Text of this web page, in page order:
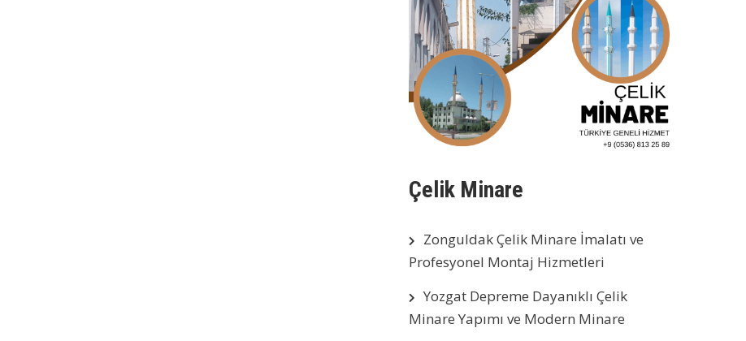
Çelik Minare
Zonguldak Çelik Minare İmalatı ve
Profesyonel Montaj Hizmetleri
Yozgat Depreme Dayanıklı Çelik
Minare Yapımı ve Modern Minare